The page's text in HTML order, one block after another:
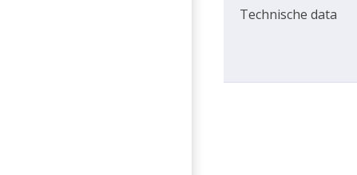
Technische data